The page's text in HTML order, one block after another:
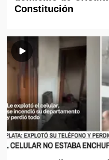
Constitución